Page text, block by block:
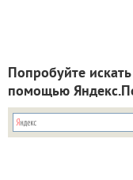
Попробуйте
помощью